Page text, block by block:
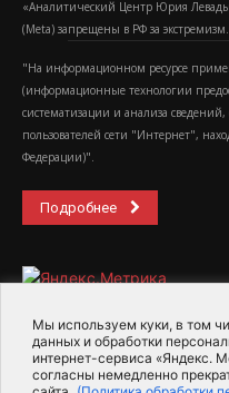
Мы используем куки, в том
данных и обработки
интернет-сервиса «Яндекс.
согласны немедленно
«Аналитический Центр Юрия
(Metа) запрещены в РФ за экстремизм.
"На информационном ресурсе
(информационные технологии
систематизации и анализа
пользователей сети "Интернет",
Федерации)".
Подробнее
2015-2026- Информационное